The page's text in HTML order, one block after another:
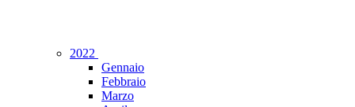
2022
Gennaio
Febbraio
Marzo